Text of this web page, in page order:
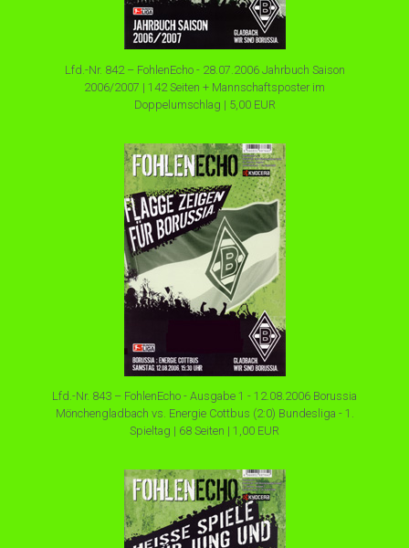
Lfd.-Nr. 842 – FohlenEcho - 28.07.2006 Jahrbuch Saison
2006/2007 | 142 Seiten + Mannschaftsposter im
Doppelumschlag | 5,00 EUR
Lfd.-Nr. 843 – FohlenEcho - Ausgabe 1 - 12.08.2006 Borussia
Mönchengladbach vs. Energie Cottbus (2:0) Bundesliga - 1.
Spieltag | 68 Seiten | 1,00 EUR